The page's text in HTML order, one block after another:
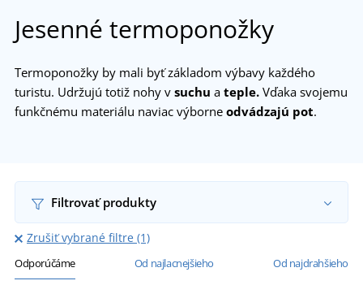
Jesenné termoponožky
Termoponožky by mali byť základom výbavy každého
turistu. Udržujú totiž nohy v suchu a teple. Vďaka svojemu
funkčnému materiálu naviac výborne odvádzajú pot.
Filtrovať produkty
Zrušiť vybrané filtre (1)
Odporúčáme Od najlacnejšieho Od najdrahšieho